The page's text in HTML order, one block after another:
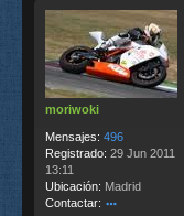
moriwoki
Mensajes: 496
Registrado: 29 Jun 2011
13:11
Ubicación: Madrid
Contactar: